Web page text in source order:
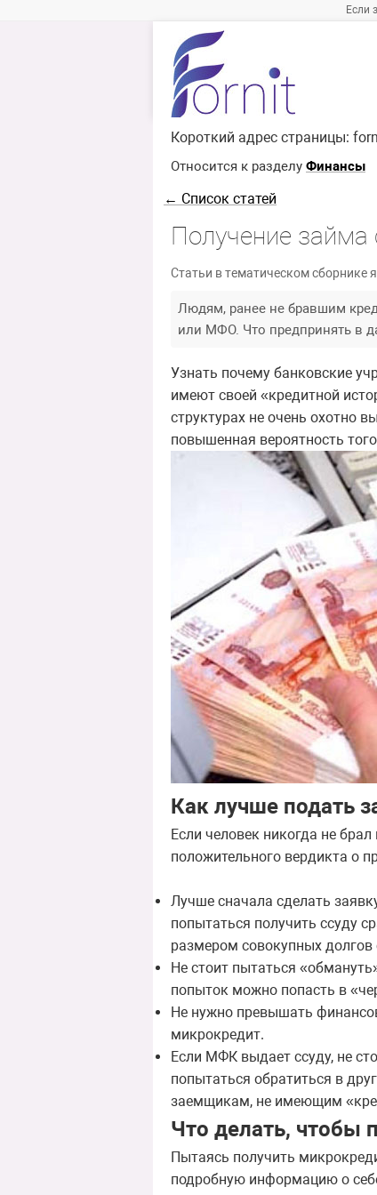
Если
Короткий адрес страницы:
Относится к разделу Финансы
← Список статей
Получение займа
Статьи в тематическом сборнике
Людям, ранее не бравшим
или МФО. Что предпринять в
Узнать почему банковские
имеют своей «кредитной
структурах не очень охотно
повышенная вероятность
Как лучше подать
Если человек никогда не
положительного вердикта о
Лучше сначала сделать
попытаться получить ссуду
размером совокупных долгов
Не стоит пытаться
попыток можно попасть в
Не нужно превышать
микрокредит.
Если МФК выдает ссуду, не
попытаться обратиться в
заемщикам, не имеющим
Что делать, чтобы
Пытаясь получить
подробную информацию о